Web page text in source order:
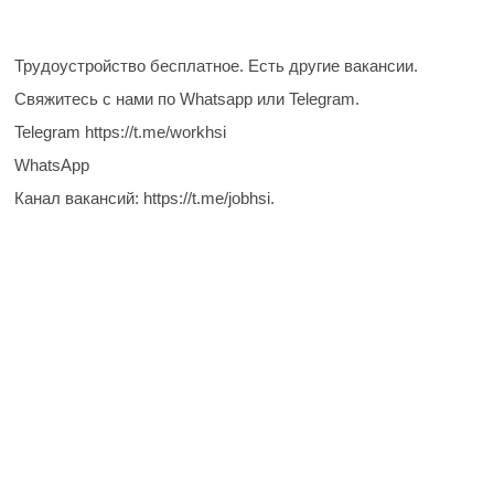
Трудоустройство бесплатное. Есть другие вакансии.
Свяжитесь с нами по Whatsapp или Telegram.
Telegram https://t.me/workhsi
WhatsApp
Канал вакансий: https://t.me/jobhsi.